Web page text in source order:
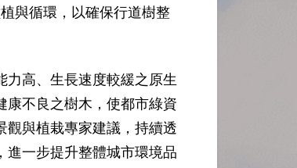
與循環，以確保行道樹整
力高、生長速度較緩之原生
康不良之樹木，使都市綠資
觀與植栽專家建議，持續透
進一步提升整體城市環境品